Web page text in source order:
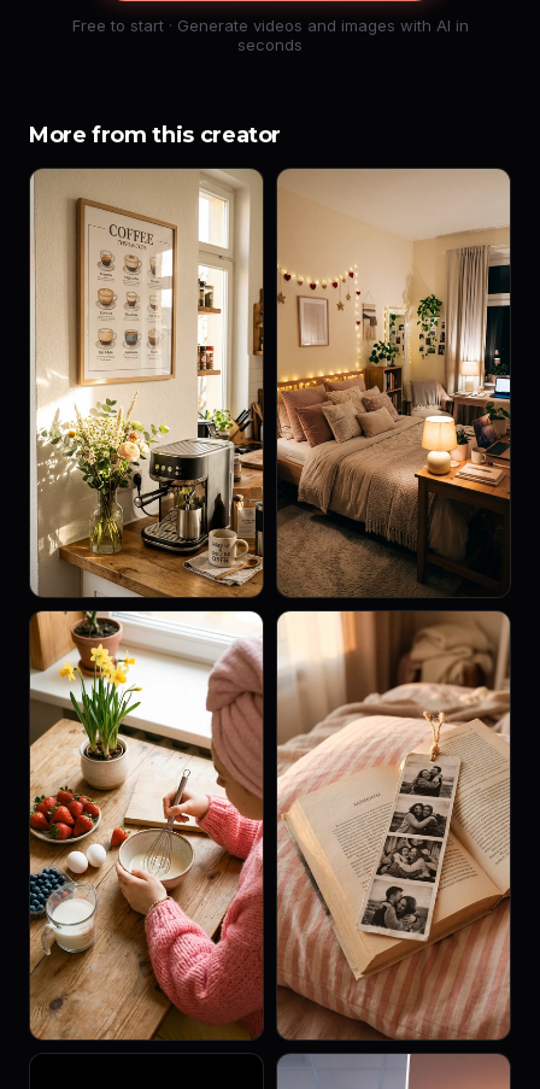
Free to start · Generate videos and images with AI in
seconds
More from this creator